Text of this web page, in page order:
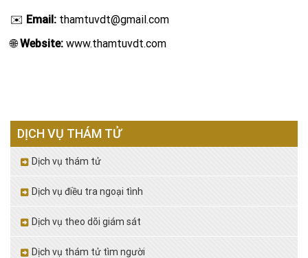
✉️ Email: thamtuvdt@gmail.com
🌐Website: www.thamtuvdt.com
DỊCH VỤ THÁM TỬ
Dịch vụ thám tử
Dịch vụ điều tra ngoại tình
Dịch vụ theo dõi giám sát
Dịch vụ thám tử tìm người